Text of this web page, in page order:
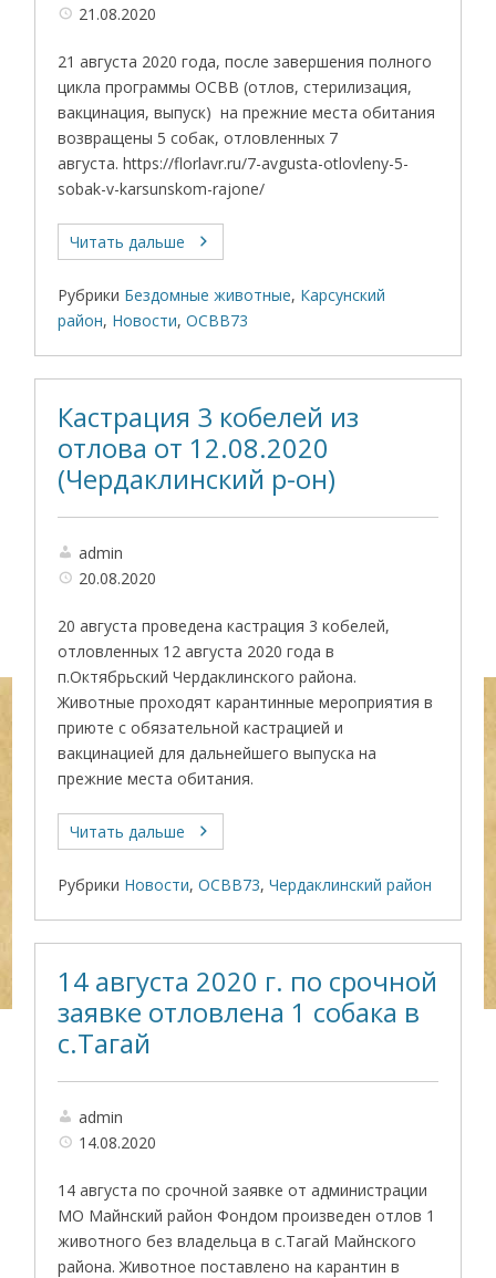
21.08.2020
21 августа 2020 года, после завершения полного
цикла программы ОСВВ (отлов, стерилизация,
вакцинация, выпуск) на прежние места обитания
возвращены 5 собак, отловленных 7
августа. https://florlavr.ru/7-avgusta-otlovleny-5-
sobak-v-karsunskom-rajone/
Читать дальше
Рубрики Бездомные животные, Карсунский
район, Новости,ОСВВ73
Кастрация 3 кобелей из
отлова от 12.08.2020
(Чердаклинский р-он)
admin
20.08.2020
20 августа проведена кастрация 3 кобелей,
отловленных 12 августа 2020 года в
п.Октябрьский Чердаклинского района.
Животные проходят карантинные мероприятия в
приюте с обязательной кастрацией и
вакцинацией для дальнейшего выпуска на
прежние места обитания.
Читать дальше
Рубрики Новости,ОСВВ73,Чердаклинский район
14 августа 2020 г. по срочной
заявке отловлена 1 собака в
с.Тагай
admin
14.08.2020
14 августа по срочной заявке от администрации
МО Майнский район Фондом произведен отлов 1
животного без владельца в с.Тагай Майнского
района. Животное поставлено на карантин в